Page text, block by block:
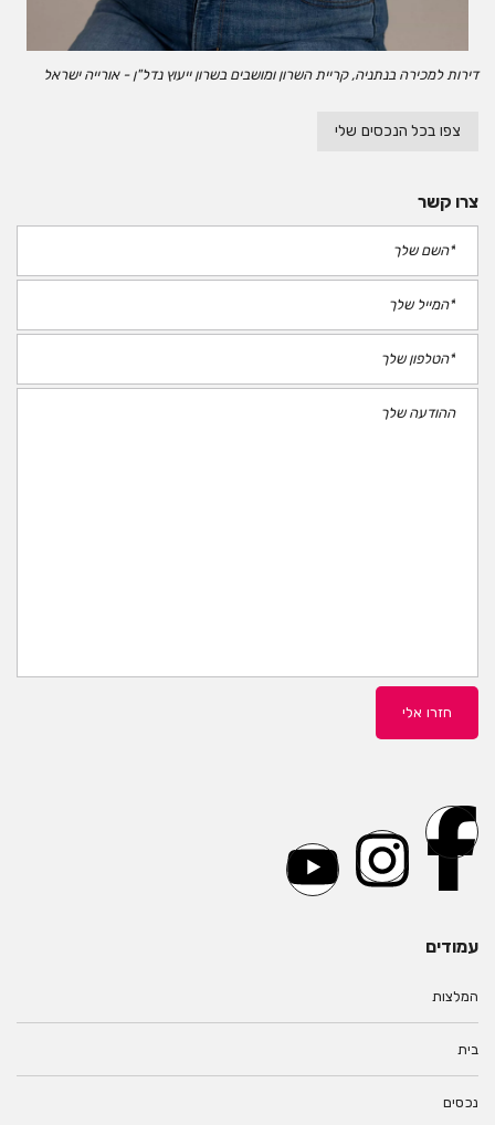
דירות למכירה בנתניה, קריית השרון ומושבים בשרון ייעוץ נדל"ן - אורייה ישראל
צפו בכל הנכסים שלי
צרו קשר
עמודים
המלצות
בית
נכסים